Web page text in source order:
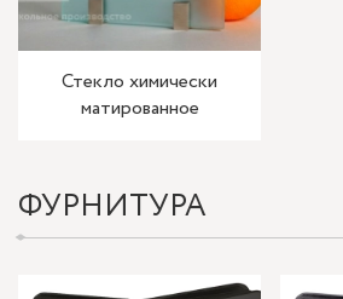
Стекло химически
матированное
ФУРНИТУРА